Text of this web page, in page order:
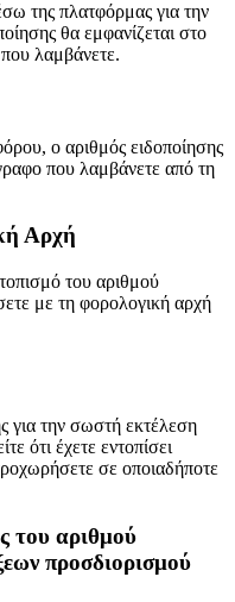
της πλατφόρμας για την
θα εμφανίζεται στο
λαμβάνετε.
ο αριθμός ειδοποίησης
που λαμβάνετε από τη
Αρχή
του αριθμού
με τη φορολογική αρχή
για την σωστή εκτέλεση
ότι έχετε εντοπίσει
σε οποιαδήποτε
του αριθμού
προσδιορισμού